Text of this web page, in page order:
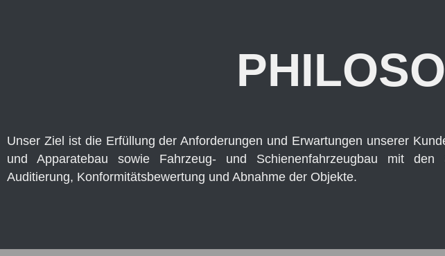
Unser Ziel ist die Erfüllung der Anforderungen und Erwartungen unserer
und Apparatebau sowie Fahrzeug- und Schienenfahrzeugbau mit den
Auditierung, Konformitätsbewertung und Abnahme der Objekte.